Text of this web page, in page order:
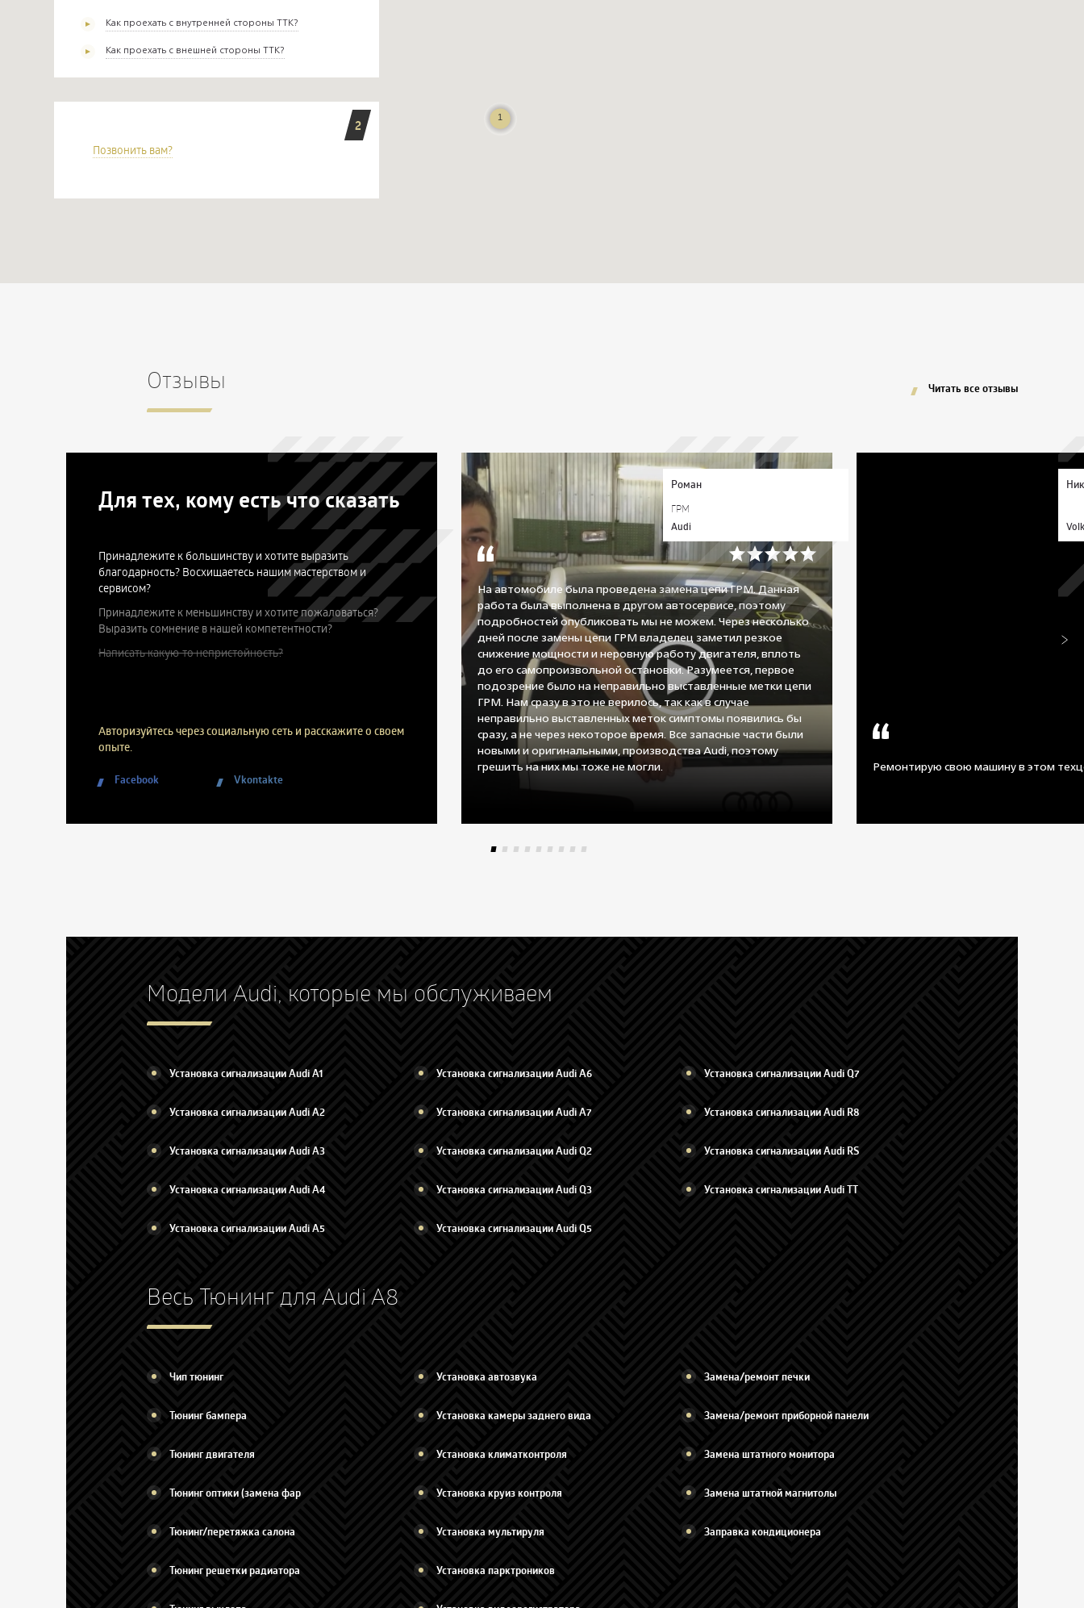
Как проехать с внутренней стороны ТТК?
Как проехать с внешней стороны ТТК?
2
Позвонить вам?
Отзывы Читать все отзывы
Для тех, кому есть что сказать
Принадлежите к большинству и хотите выразить
благодарность? Восхищаетесь нашим мастерством и
сервисом?
Принадлежите к меньшинству и хотите пожаловаться?
Выразить сомнение в нашей компетентности?
Написать какую-то непристойность?
Авторизуйтесь через социальную сеть и расскажите о своем
опыте.
Facebook Vkontakte
Роман
ГРМ
Audi
На автомобиле была проведена замена цепи ГРМ. Данная
работа была выполнена в другом автосервисе, поэтому
подробностей опубликовать мы не можем. Через несколько
дней после замены цепи ГРМ владелец заметил резкое
снижение мощности и неровную работу двигателя, вплоть
до его самопроизвольной остановки. Разумеется, первое
подозрение было на неправильно выставленные метки цепи
ГРМ. Нам сразу в это не верилось, так как в случае
неправильно выставленных меток симптомы появились бы
сразу, а не через некоторое время. Все запасные части были
новыми и оригинальными, производства Audi, поэтому
грешить на них мы тоже не могли.
Ремонтирую свою машину в этом
Модели Audi, которые мы обслуживаем
Установка сигнализации Audi A1
Установка сигнализации Audi A2
Установка сигнализации Audi A3
Установка сигнализации Audi A4
Установка сигнализации Audi A5
Установка сигнализации Audi A6
Установка сигнализации Audi A7
Установка сигнализации Audi Q2
Установка сигнализации Audi Q3
Установка сигнализации Audi Q5
Установка сигнализации Audi Q7
Установка сигнализации Audi R8
Установка сигнализации Audi RS
Установка сигнализации Audi TT
Весь Тюнинг для Audi A8
Чип тюнинг
Тюнинг бампера
Тюнинг двигателя
Тюнинг оптики (замена фар
Тюнинг/перетяжка салона
Тюнинг решетки радиатора
Установка автозвука
Установка камеры заднего вида
Установка климатконтроля
Установка круиз контроля
Установка мультируля
Установка парктроников
Замена/ремонт печки
Замена/ремонт приборной панели
Замена штатного монитора
Замена штатной магнитолы
Заправка кондиционера